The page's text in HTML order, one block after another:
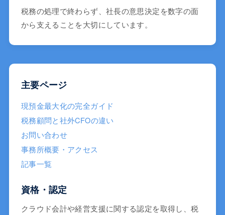
税務の処理で終わらず、社長の意思決定を数字の面
から支えることを大切にしています。
主要ページ
現預金最大化の完全ガイド
税務顧問と社外CFOの違い
お問い合わせ
事務所概要・アクセス
記事一覧
資格・認定
クラウド会計や経営支援に関する認定を取得し、税